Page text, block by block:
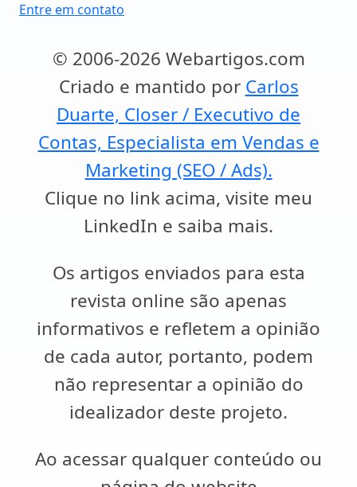
Entre em contato
© 2006-2026 Webartigos.com
Criado e mantido por Carlos
Duarte, Closer / Executivo de
Contas, Especialista em Vendas e
Marketing (SEO / Ads).
Clique no link acima, visite meu
LinkedIn e saiba mais.
Os artigos enviados para esta
revista online são apenas
informativos e refletem a opinião
de cada autor, portanto, podem
não representar a opinião do
idealizador deste projeto.
Ao acessar qualquer conteúdo ou